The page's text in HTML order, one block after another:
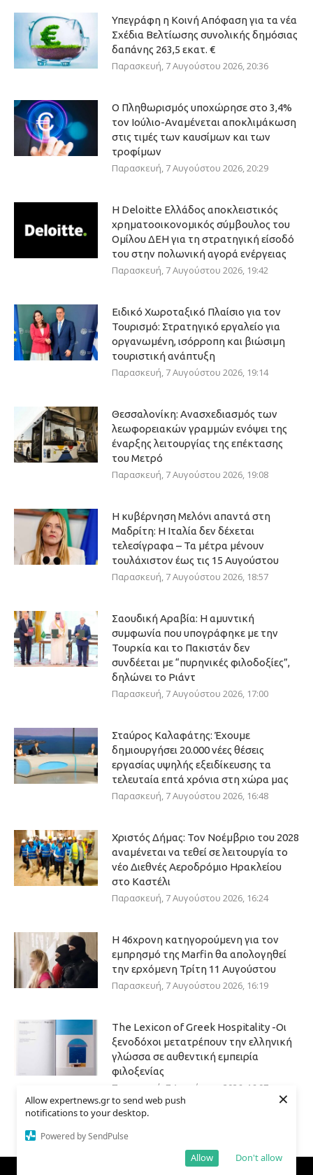
Allow expertnews.gr to send web push
notifications to your desktop.
Powered by SendPulse
Don't allow
Allow
×
Υπεγράφη η Κοινή Απόφαση για τα νέα
Σχέδια Βελτίωσης συνολικής δημόσιας
δαπάνης 263,5 εκατ. €
Παρασκευή, 7 Αυγούστου 2026, 20:36
Ο Πληθωρισμός υποχώρησε στο 3,4%
τον Ιούλιο-Αναμένεται αποκλιμάκωση
στις τιμές των καυσίμων και των
τροφίμων
Παρασκευή, 7 Αυγούστου 2026, 20:29
Η Deloitte Ελλάδος αποκλειστικός
χρηματοοικονομικός σύμβουλος του
Ομίλου ΔΕΗ για τη στρατηγική είσοδό
του στην πολωνική αγορά ενέργειας
Παρασκευή, 7 Αυγούστου 2026, 19:42
Ειδικό Χωροταξικό Πλαίσιο για τον
Τουρισμό: Στρατηγικό εργαλείο για
οργανωμένη, ισόρροπη και βιώσιμη
τουριστική ανάπτυξη
Παρασκευή, 7 Αυγούστου 2026, 19:14
Θεσσαλονίκη: Ανασχεδιασμός των
λεωφορειακών γραμμών ενόψει της
έναρξης λειτουργίας της επέκτασης
του Μετρό
Παρασκευή, 7 Αυγούστου 2026, 19:08
Η κυβέρνηση Μελόνι απαντά στη
Μαδρίτη: Η Ιταλία δεν δέχεται
τελεσίγραφα – Τα μέτρα μένουν
τουλάχιστον έως τις 15 Αυγούστου
Παρασκευή, 7 Αυγούστου 2026, 18:57
Σαουδική Αραβία: Η αμυντική
συμφωνία που υπογράφηκε με την
Τουρκία και το Πακιστάν δεν
συνδέεται με “πυρηνικές φιλοδοξίες”,
δηλώνει το Ριάντ
Παρασκευή, 7 Αυγούστου 2026, 17:00
Σταύρος Καλαφάτης: Έχουμε
δημιουργήσει 20.000 νέες θέσεις
εργασίας υψηλής εξειδίκευσης τα
τελευταία επτά χρόνια στη χώρα μας
Παρασκευή, 7 Αυγούστου 2026, 16:48
Χριστός Δήμας: Τον Νοέμβριο του 2028
αναμένεται να τεθεί σε λειτουργία το
νέο Διεθνές Αεροδρόμιο Ηρακλείου
στο Καστέλι
Παρασκευή, 7 Αυγούστου 2026, 16:24
Η 46χρονη κατηγορούμενη για τον
εμπρησμό της Marfin θα απολογηθεί
την ερχόμενη Τρίτη 11 Αυγούστου
Παρασκευή, 7 Αυγούστου 2026, 16:19
The Lexicon of Greek Hospitality -Οι
ξενοδόχοι μετατρέπουν την ελληνική
γλώσσα σε αυθεντική εμπειρία
φιλοξενίας
Παρασκευή, 7 Αυγούστου 2026, 16:07